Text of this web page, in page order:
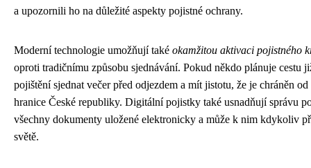
a upozornili ho na důležité aspekty pojistné ochrany.
Moderní technologie umožňují také okamžitou aktivaci pojistného
oproti tradičnímu způsobu sjednávání. Pokud někdo plánuje cestu
pojištění sjednat večer před odjezdem a mít jistotu, že je chráněn
hranice České republiky. Digitální pojistky také usnadňují správu
všechny dokumenty uložené elektronicky a může k nim kdykoliv
světě.